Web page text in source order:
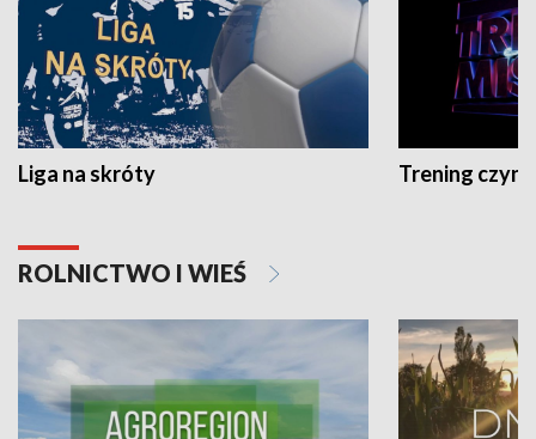
Liga na skróty Trening czyni
ROLNICTWO I WIEŚ